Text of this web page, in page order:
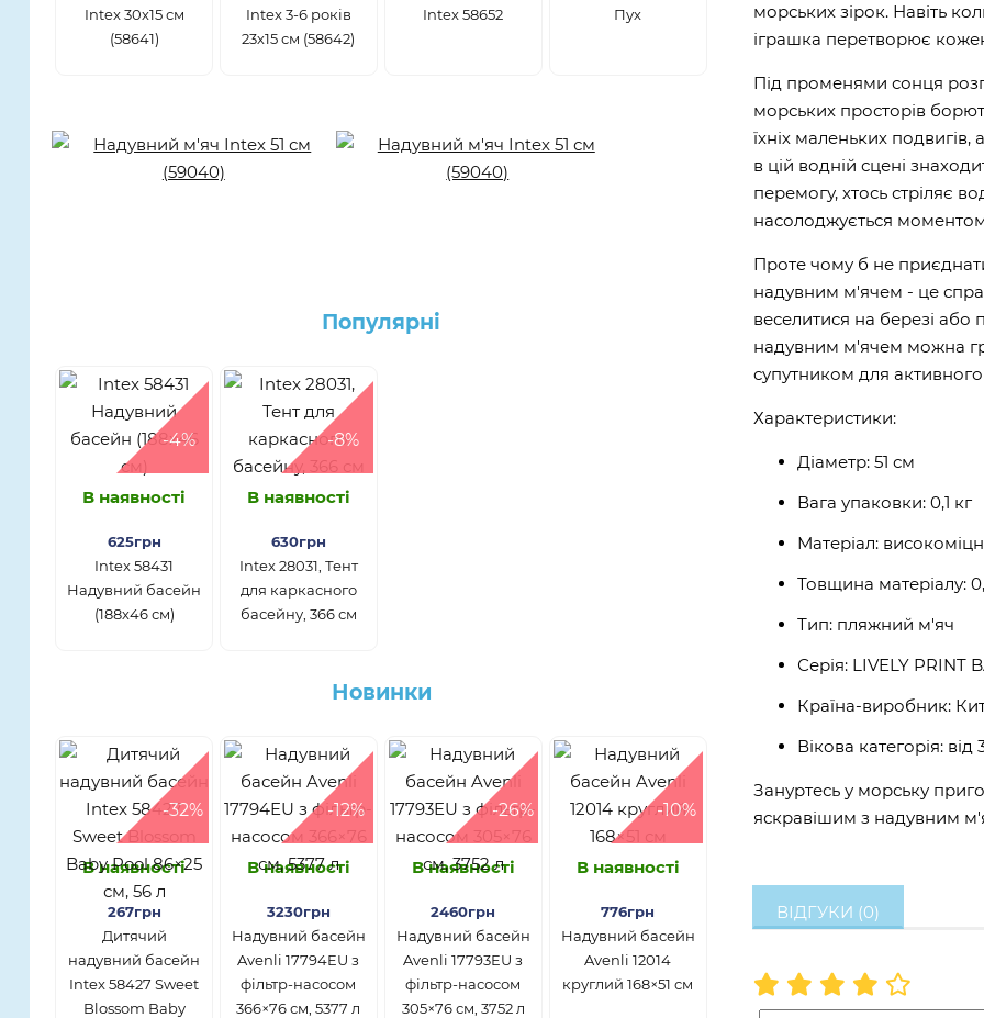
Intex 30х15 см
(58641)
Intex 3-6 років
23х15 см (58642)
Intex 58652
Пух
Популярнi
-4%
В наявності
625грн
Intex 58431
Надувний басейн
(188х46 см)
-8%
В наявності
630грн
Intex 28031, Тент
для каркасного
басейну, 366 см
Новинки
-32%
В наявності
267грн
Дитячий
надувний басейн
Intex 58427 Sweet
Blossom Baby
-12%
В наявності
3230грн
Надувний басейн
Avenli 17794EU з
фільтр-насосом
366×76 см, 5377 л
-26%
В наявності
2460грн
Надувний басейн
Avenli 17793EU з
фільтр-насосом
305×76 см, 3752 л
-10%
В наявності
776грн
Надувний басейн
Avenli 12014
круглий 168×51 см
морських зірок. Навіть
іграшка перетворює
Під променями сонця
морських просторів
їхніх маленьких
в цій водній сцені
перемогу, хтось стріляє
насолоджується
Проте чому б не
надувним м'ячем - це
веселитися на березі або
надувним м'ячем можна
супутником для
Характеристики:
Діаметр: 51 см
Вага упаковки: 0,1 кг
Матеріал:
Товщина матеріалу:
Тип: пляжний м'яч
Серія: LIVELY PRINT
Країна-виробник:
Вікова категорія: від
Зануртесь у морську
яскравішим з надувним
ВІДГУКИ (0)